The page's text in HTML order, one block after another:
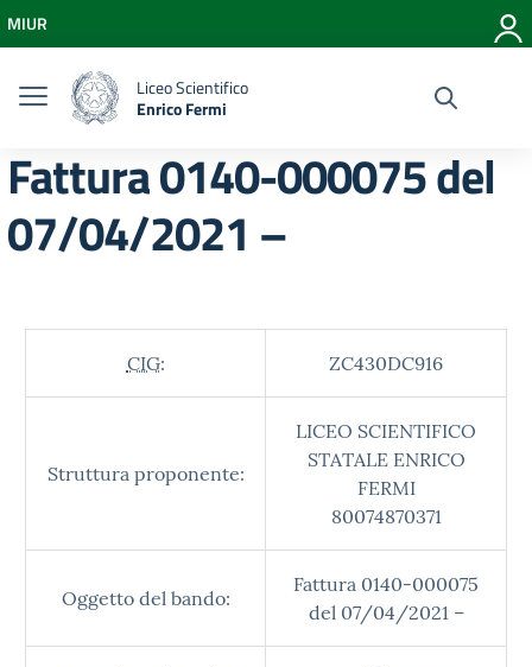
Vai al menu di navigazione
Vai al footer
MIUR
Liceo Scientifico
Enrico Fermi
Fattura 0140-000075 del
07/04/2021 –
CIG: ZC430DC916
Struttura proponente:
LICEO SCIENTIFICO
STATALE ENRICO
FERMI
80074870371
Oggetto del bando:
Fattura 0140-000075
del 07/04/2021 –